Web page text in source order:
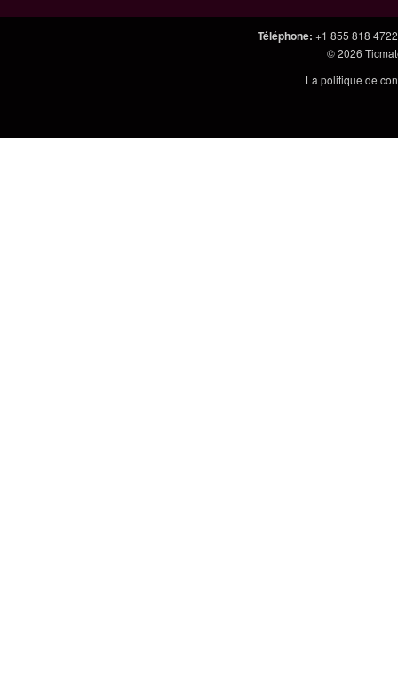
Téléphone: +1 855 818 4722
© 2026
La politique de